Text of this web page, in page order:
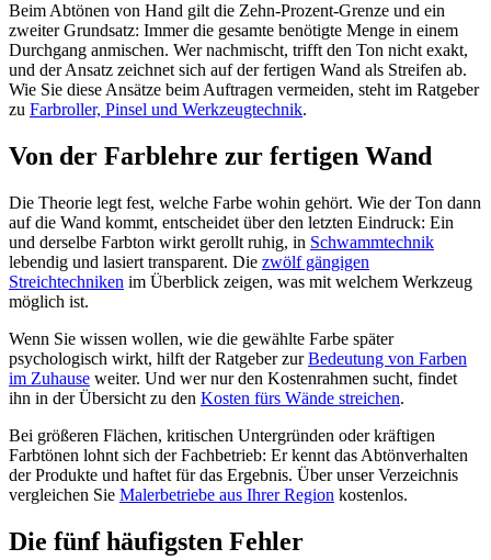
Beim Abtönen von Hand gilt die Zehn-Prozent-Grenze und ein
zweiter Grundsatz: Immer die gesamte benötigte Menge in einem
Durchgang anmischen. Wer nachmischt, trifft den Ton nicht exakt,
und der Ansatz zeichnet sich auf der fertigen Wand als Streifen ab.
Wie Sie diese Ansätze beim Auftragen vermeiden, steht im Ratgeber
zu Farbroller, Pinsel und Werkzeugtechnik.
Von der Farblehre zur fertigen Wand
Die Theorie legt fest, welche Farbe wohin gehört. Wie der Ton dann
auf die Wand kommt, entscheidet über den letzten Eindruck: Ein
und derselbe Farbton wirkt gerollt ruhig, in Schwammtechnik
lebendig und lasiert transparent. Die zwölf gängigen
Streichtechniken im Überblick zeigen, was mit welchem Werkzeug
möglich ist.
Wenn Sie wissen wollen, wie die gewählte Farbe später
psychologisch wirkt, hilft der Ratgeber zurBedeutung von Farben
im Zuhause weiter. Und wer nur den Kostenrahmen sucht, findet
ihn in der Übersicht zu den Kosten fürs Wände streichen.
Bei größeren Flächen, kritischen Untergründen oder kräftigen
Farbtönen lohnt sich der Fachbetrieb: Er kennt das Abtönverhalten
der Produkte und haftet für das Ergebnis. Über unser Verzeichnis
vergleichen Sie Malerbetriebe aus Ihrer Region kostenlos.
Die fünf häufigsten Fehler